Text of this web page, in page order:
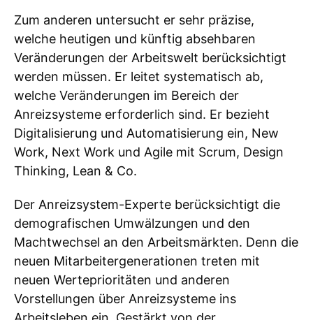
Zum anderen untersucht er sehr präzise,
welche heutigen und künftig absehbaren
Veränderungen der Arbeitswelt berücksichtigt
werden müssen. Er leitet systematisch ab,
welche Veränderungen im Bereich der
Anreizsysteme erforderlich sind. Er bezieht
Digitalisierung und Automatisierung ein, New
Work, Next Work und Agile mit Scrum, Design
Thinking, Lean & Co.
Der Anreizsystem-Experte berücksichtigt die
demografischen Umwälzungen und den
Machtwechsel an den Arbeitsmärkten. Denn die
neuen Mitarbeitergenerationen treten mit
neuen Werteprioritäten und anderen
Vorstellungen über Anreizsysteme ins